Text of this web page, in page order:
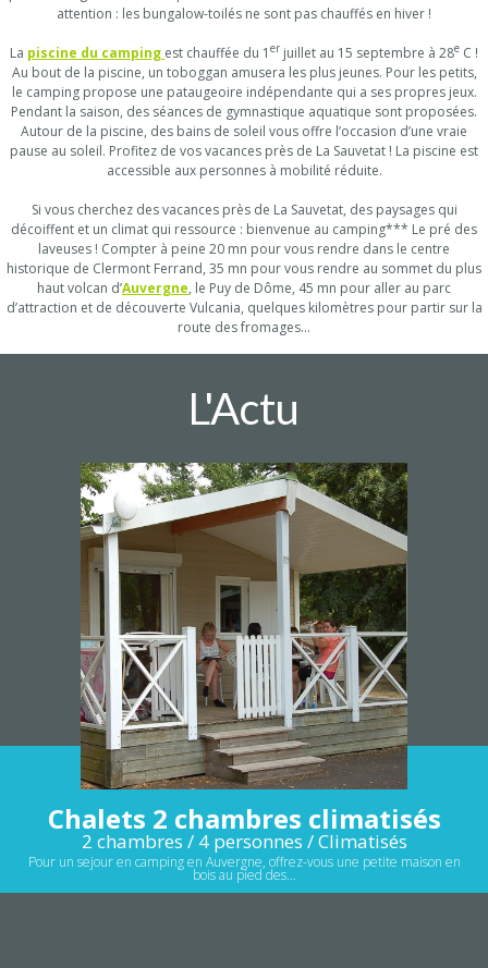
attention : les bungalow-toilés ne sont pas chauffés en hiver !
La piscine du camping est chauffée du 1 er juillet au 15 septembre à 28e C !
Au bout de la piscine, un toboggan amusera les plus jeunes. Pour les petits,
le camping propose une pataugeoire indépendante qui a ses propres jeux.
Pendant la saison, des séances de gymnastique aquatique sont proposées.
Autour de la piscine, des bains de soleil vous offre l’occasion d’une vraie
pause au soleil. Profitez de vos vacances près de La Sauvetat ! La piscine est
accessible aux personnes à mobilité réduite.
Si vous cherchez des vacances près de La Sauvetat, des paysages qui
décoiffent et un climat qui ressource : bienvenue au camping*** Le pré des
laveuses ! Compter à peine 20 mn pour vous rendre dans le centre
historique de Clermont Ferrand, 35 mn pour vous rendre au sommet du plus
haut volcan d’Auvergne, le Puy de Dôme, 45 mn pour aller au parc
d’attraction et de découverte Vulcania, quelques kilomètres pour partir sur la
route des fromages…
L'Actu
Chalets 2 chambres climatisés
2 chambres / 4 personnes / Climatisés
Pour un sejour en camping en Auvergne, offrez-vous une petite maison en
bois au pied des…